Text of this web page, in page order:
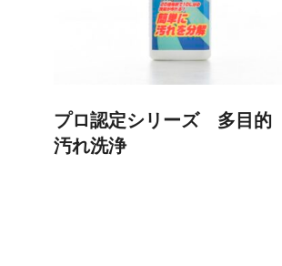
プロ認定シリーズ 多目的
汚れ洗浄